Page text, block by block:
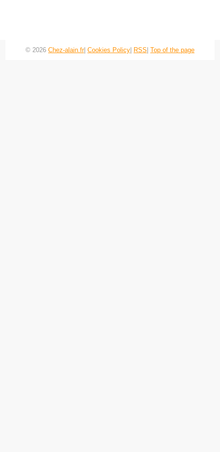
© 2026 Chez-alain.fr| Cookies Policy RSS Top of the page